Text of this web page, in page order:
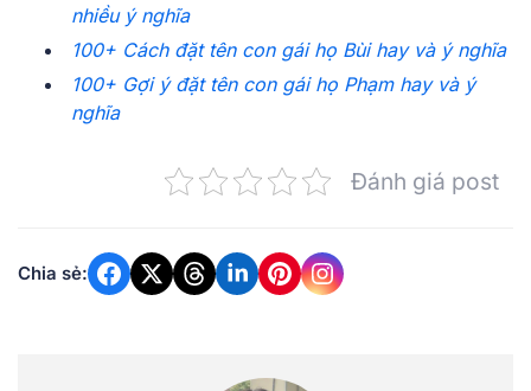
nhiều ý nghĩa
100+ Cách đặt tên con gái họ Bùi hay và ý nghĩa
100+ Gợi ý đặt tên con gái họ Phạm hay và ý
nghĩa
Đánh giá post
Chia sẻ: